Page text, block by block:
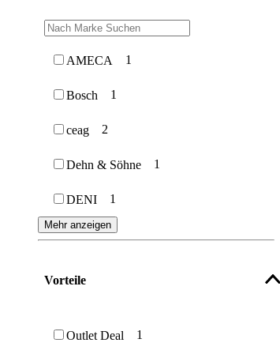
AMECA 1
Bosch 1
ceag 2
Dehn & Söhne 1
DENI 1
Mehr anzeigen
Vorteile
Outlet Deal 1